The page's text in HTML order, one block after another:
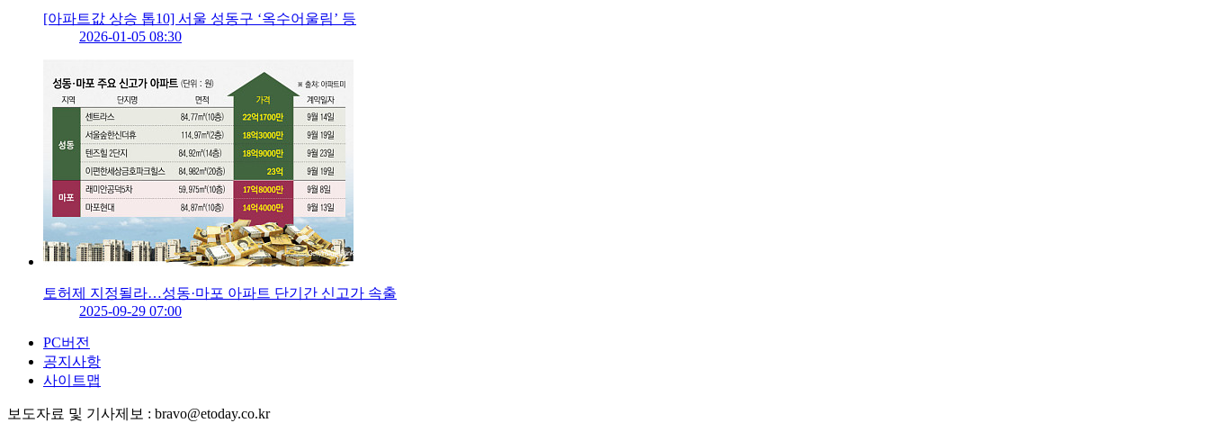
[아파트값 상승 톱10] 서울 성동구 ‘옥수어울림’ 등
2026-01-05 08:30
토허제 지정될라…성동·마포 아파트 단기간 신고가 속출
2025-09-29 07:00
PC버전
공지사항
사이트맵
보도자료 및 기사제보 : bravo@etoday.co.kr